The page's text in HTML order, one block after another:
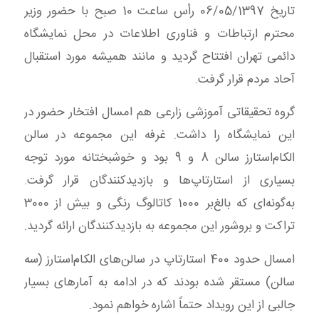
تاریخ 06/05/1397 رأس ساعت 10 صبح با حضور وزیر
محترم ارتباطات و فناوری اطلاعات در محل نمایشگاه
دائمی تهران افتتاح گردید و مانند همیشه مورد استقبال
آحاد مردم قرار گرفت.
گروه تحقیقاتی آموزشی زارعی هم امسال افتخار حضور در
این نمایشگاه را داشت. غرفه این مجموعه در سالن
الکام‌استارز سالن 8 و 9 بود و خوشبختانه مورد توجه
بسیاری از استارتاپ‌ها و بازدیدکنندگان قرار گرفت.
به‌گونه‌ای که بالغ‌بر 1000 کاتالوگ رنگی و بیش از 3000
تراکت و بروشور این مجموعه به بازدیدکنندگان ارائه گردید.
امسال حدود 400 استارتاپ در سالن‌های الکام‌استارز (سه
سالن) مستقر شده بودند که در ادامه به آمارهای بسیار
جالبی از این رویداد حتماً اشاره خواهم نمود.